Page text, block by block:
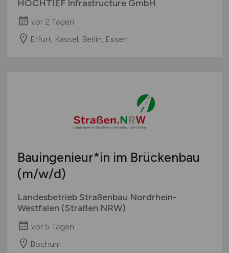
HOCHTIEF Infrastructure GmbH
vor 2 Tagen
Erfurt, Kassel, Berlin, Essen
Bauingenieur*in im Brückenbau
(m/w/d)
Landesbetrieb Straßenbau Nordrhein-
Westfalen (Straßen.NRW)
vor 5 Tagen
Bochum